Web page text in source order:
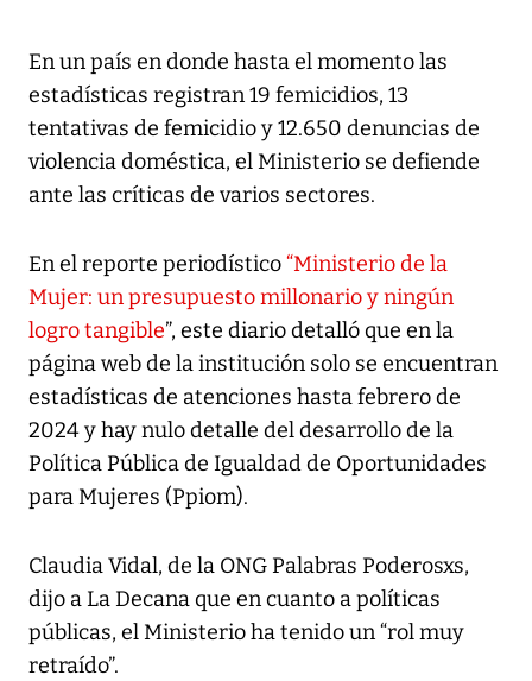
En un país en donde hasta el momento las
estadísticas registran 19 femicidios, 13
tentativas de femicidio y 12.650 denuncias de
violencia doméstica, el Ministerio se defiende
ante las críticas de varios sectores.
En el reporte periodístico“Ministerio de la
Mujer: un presupuesto millonario y ningún
logro tangible”, este diario detalló que en la
página web de la institución solo se encuentran
estadísticas de atenciones hasta febrero de
2024 y hay nulo detalle del desarrollo de la
Política Pública de Igualdad de Oportunidades
para Mujeres (Ppiom).
Claudia Vidal, de la ONG Palabras Poderosxs,
dijo a La Decana que en cuanto a políticas
públicas, el Ministerio ha tenido un “rol muy
retraído”.